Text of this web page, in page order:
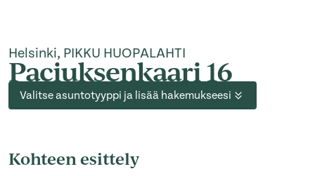
Helsinki, PIKKU HUOPALAHTI
Paciuksenkaari 16
Valitse asuntotyyppi ja lisää hakemukseesi
Kohteen esittely